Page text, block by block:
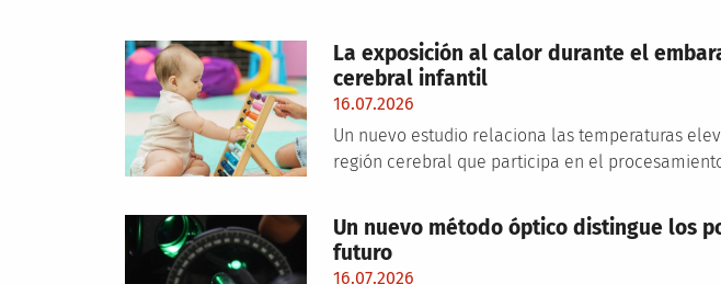
La exposición al calor durante el
cerebral infantil
16.07.2026
Un nuevo estudio relaciona las temperaturas
región cerebral que participa en el
Un nuevo método óptico distingue los
futuro
16.07.2026